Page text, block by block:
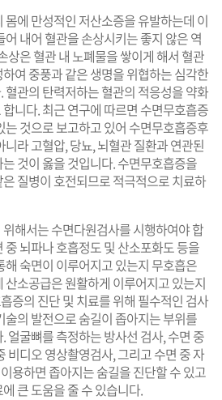
에 만성적인 저산소증을 유발하는데 이
내어 혈관을 손상시키는 좋지 않은 역
상은 혈관 내 노폐물을 쌓이게 해서 혈관
여 중풍과 같은 생명을 위협하는 심각한
혈관의 탄력저하는 혈관의 적응성을 약화
니다. 최근 연구에 따르면 수면무호흡증
것으로 보고하고 있어 수면무호흡증후
라 고혈압, 당뇨, 뇌혈관 질환과 연관된
것이 옳을 것입니다. 수면무호흡증을
질병이 호전되므로 적극적으로 치료하
해서는 수면다원검사를 시행하여야 합
뇌파나 호흡정도 및 산소포화도 등을
해 숙면이 이루어지고 있는지 무호흡은
산소공급은 원활하게 이루어지고 있는지
증의 진단 및 치료를 위해 필수적인 검사
술의 발전으로 숨길이 좁아지는 부위를
얼굴뼈를 측정하는 방사선 검사, 수면 중
비디오 영상촬영검사, 그리고 수면 중 자
용하면 좁아지는 숨길을 진단할 수 있고
큰 도움을 줄 수 있습니다.